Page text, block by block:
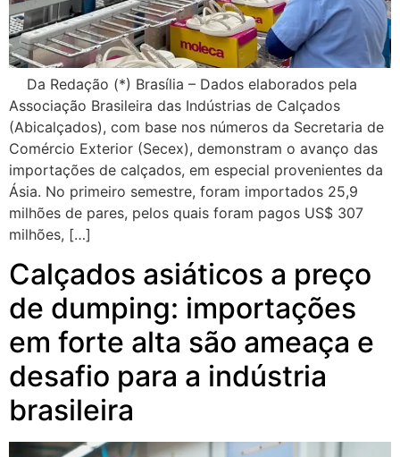
Da Redação (*) Brasília – Dados elaborados pela
Associação Brasileira das Indústrias de Calçados
(Abicalçados), com base nos números da Secretaria de
Comércio Exterior (Secex), demonstram o avanço das
importações de calçados, em especial provenientes da
Ásia. No primeiro semestre, foram importados 25,9
milhões de pares, pelos quais foram pagos US$ 307
milhões, […]
Calçados asiáticos a preço
de dumping: importações
em forte alta são ameaça e
desafio para a indústria
brasileira